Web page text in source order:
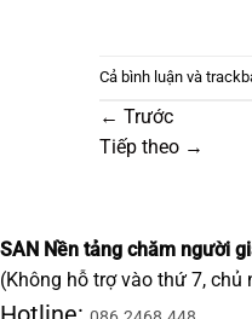
Cả bình luận và
← Trước
Tiếp theo →
SAN Nền tảng chăm người
(Không hỗ trợ vào thứ 7,